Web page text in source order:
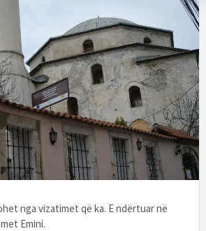
nga vizatimet që ka. E ndërtuar në
Emini.